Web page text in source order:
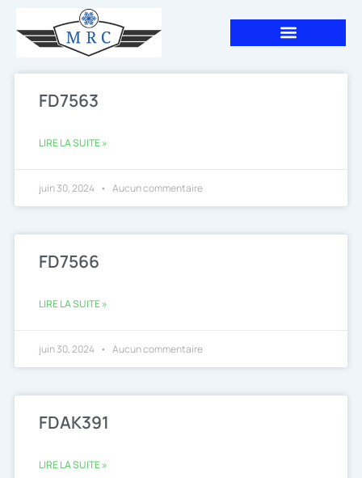
contenu
FD7563
LIRE LA SUITE »
juin 30, 2024 Aucun commentaire
FD7566
LIRE LA SUITE »
juin 30, 2024 Aucun commentaire
FDAK391
LIRE LA SUITE »